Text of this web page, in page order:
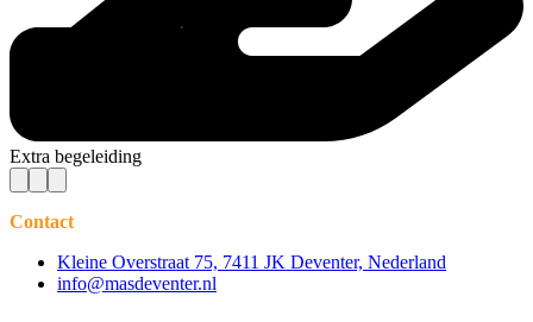
Extra begeleiding
Contact
Kleine Overstraat 75, 7411 JK Deventer, Nederland
info@masdeventer.nl